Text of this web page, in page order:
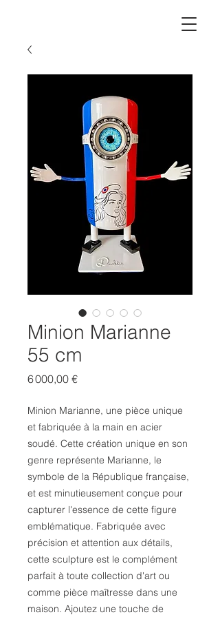
Minion Marianne
55 cm
6 000,00 €Prix
Minion Marianne, une pièce unique
et fabriquée à la main en acier
soudé. Cette création unique en son
genre représente Marianne, le
symbole de la République française,
et est minutieusement conçue pour
capturer l'essence de cette figure
emblématique. Fabriquée avec
précision et attention aux détails,
cette sculpture est le complément
parfait à toute collection d'art ou
comme pièce maîtresse dans une
maison. Ajoutez une touche de